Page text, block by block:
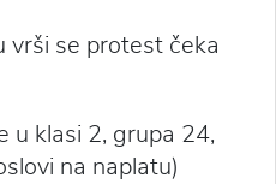
vrši se protest čeka
u klasi 2, grupa 24,
na naplatu)